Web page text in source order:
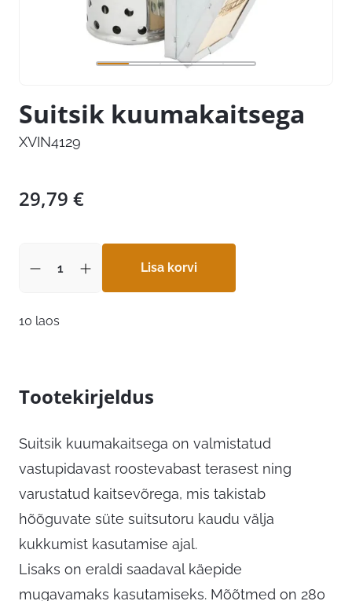
Suitsik kuumakaitsega
XVIN4129
29,79 €
Lisa korvi
10 laos
Tootekirjeldus
Suitsik kuumakaitsega on valmistatud
vastupidavast roostevabast terasest ning
varustatud kaitsevõrega, mis takistab
hõõguvate süte suitsutoru kaudu välja
kukkumist kasutamise ajal.
Lisaks on eraldi saadaval käepide
mugavamaks kasutamiseks. Mõõtmed on 280